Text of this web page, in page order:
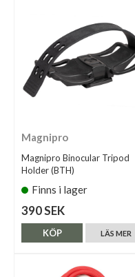
Magnipro
Magnipro Binocular Tripod
Holder (BTH)
Finns i lager
390 SEK
LÄS MER
KÖP